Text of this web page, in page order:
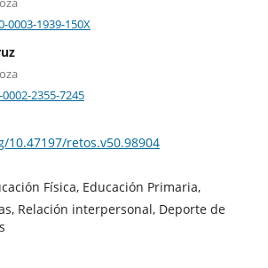
1939-150X
2355-7245
10.47197/retos.v50.98904
Física, Educación Primaria,
Relación interpersonal, Deporte de